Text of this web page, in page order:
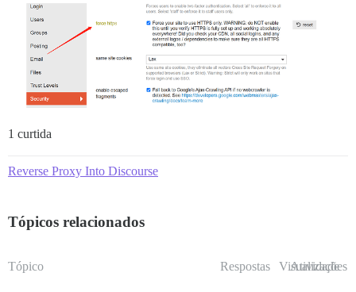
1 curtida
Reverse Proxy Into Discourse
Tópicos relacionados
Tópico Respostas Visualizações
Atividade